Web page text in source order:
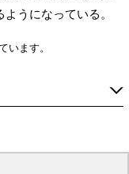
うになっている。
います。